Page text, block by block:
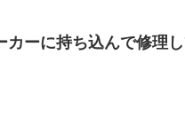
ーに持ち込んで修理し